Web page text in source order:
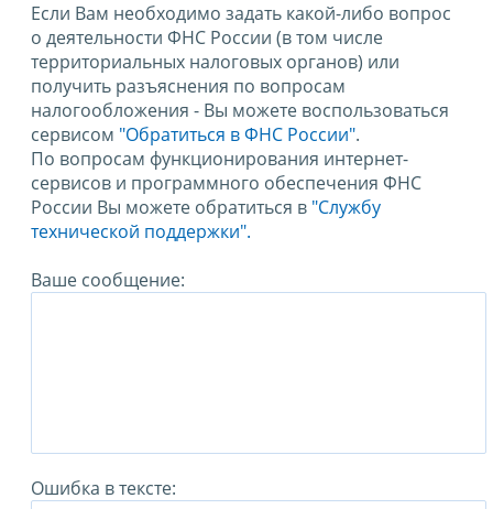
Если Вам необходимо задать какой-либо вопрос
о деятельности ФНС России (в том числе
территориальных налоговых органов) или
получить разъяснения по вопросам
налогообложения - Вы можете воспользоваться
сервисом "Обратиться в ФНС России".
По вопросам функционирования интернет-
сервисов и программного обеспечения ФНС
России Вы можете обратиться в "Службу
технической поддержки".
Ваше сообщение:
Ошибка в тексте: